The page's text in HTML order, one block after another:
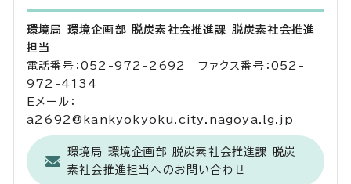
環境局 環境企画部 脱炭素社会推進課 脱炭素社会推進
担当
電話番号：052-972-2692 ファクス番号：052-
972-4134
Eメール：
a2692@kankyokyoku.city.nagoya.lg.jp
環境局 環境企画部 脱炭素社会推進課 脱炭
素社会推進担当へのお問い合わせ